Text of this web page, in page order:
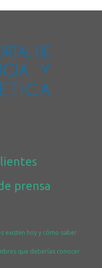
prensa
existen hoy y cómo saber
que deberías conocer